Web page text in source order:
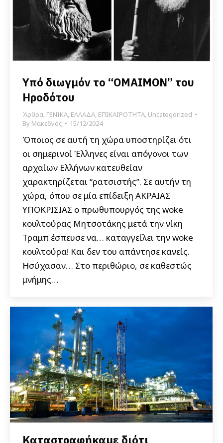
Yπό διωγμόν το “ΟΜΑΙΜΟΝ” του
Ηροδότου
Άρθρα, ΓΕΝΙΚΑ, ΕΛΛΑΔΑ, ΕΠΙΚΑΙΡΟΤΗΤΑ, Uncategorized
By Μακεδνός 15/12/2024
Όποιος σε αυτή τη χώρα υποστηρίζει ότι
οι σημερινοί Έλληνες είναι απόγονοι των
αρχαίων Ελλήνων κατευθείαν
χαρακτηρίζεται “ρατσιστής”. Σε αυτήν τη
χώρα, όπου σε μία επίδειξη ΑΚΡΑΙΑΣ
ΥΠΟΚΡΙΣΙΑΣ ο πρωθυπουργός της woke
κουλτούρας Μητσοτάκης μετά την νίκη
Τραμπ έσπευσε να… καταγγείλει την woke
κουλτούρα! Και δεν του απάντησε κανείς.
Ησύχασαν… Στο περιθώριο, σε καθεστώς
μνήμης…
Καταστραφήκαμε διότι